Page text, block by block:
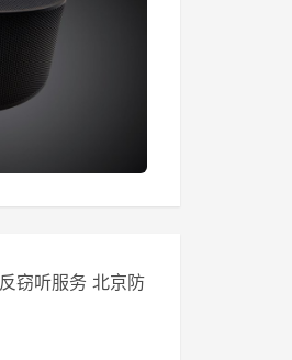
反窃听服务 北京防